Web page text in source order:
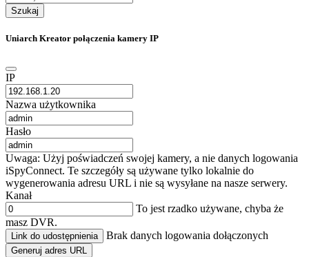
Szukaj
Uniarch Kreator połączenia kamery IP
IP
Nazwa użytkownika
Hasło
Uwaga: Użyj poświadczeń swojej kamery, a nie danych logowania
iSpyConnect. Te szczegóły są używane tylko lokalnie do
wygenerowania adresu URL i nie są wysyłane na nasze serwery.
Kanał
To jest rzadko używane, chyba że
masz DVR.
Link do udostępnienia Brak danych logowania dołączonych
Generuj adres URL